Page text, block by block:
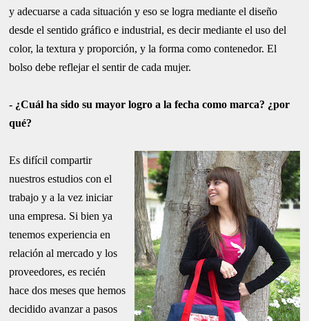
y adecuarse a cada situación y eso se logra mediante el diseño
desde el sentido gráfico e industrial, es decir mediante el uso del
color, la textura y proporción, y la forma como contenedor. El
bolso debe reflejar el sentir de cada mujer.
- ¿Cuál ha sido su mayor logro a la fecha como marca? ¿por
qué?
Es difícil compartir
nuestros estudios con el
trabajo y a la vez iniciar
una empresa. Si bien ya
tenemos experiencia en
relación al mercado y los
proveedores, es recién
hace dos meses que hemos
decidido avanzar a pasos